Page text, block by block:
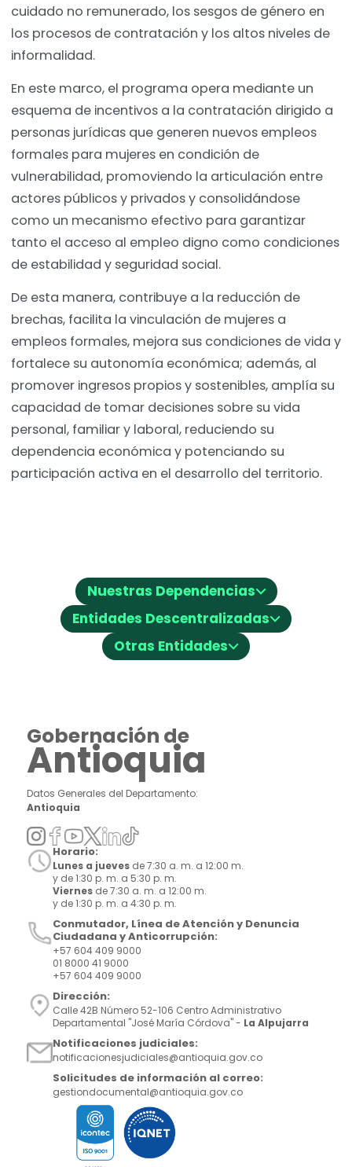
cuidado no remunerado, los sesgos de género en
los procesos de contratación y los altos niveles de
informalidad.
En este marco, el programa opera mediante un
esquema de incentivos a la contratación dirigido a
personas jurídicas que generen nuevos empleos
formales para mujeres en condición de
vulnerabilidad, promoviendo la articulación entre
actores públicos y privados y consolidándose
como un mecanismo efectivo para garantizar
tanto el acceso al empleo digno como condiciones
de estabilidad y seguridad social.
De esta manera, contribuye a la reducción de
brechas, facilita la vinculación de mujeres a
empleos formales, mejora sus condiciones de vida y
fortalece su autonomía económica; además, al
promover ingresos propios y sostenibles, amplía su
capacidad de tomar decisiones sobre su vida
personal, familiar y laboral, reduciendo su
dependencia económica y potenciando su
participación activa en el desarrollo del territorio.
Nuestras Dependencias⌵
Entidades Descentralizadas⌵
Otras Entidades⌵
Gobernación de
Antioquia
Datos Generales del Departamento:
Antioquia
Horario:
Lunes a jueves de 7:30 a. m. a 12:00 m.
y de 1:30 p. m. a 5:30 p. m.
Viernes de 7:30 a. m. a 12:00 m.
y de 1:30 p. m. a 4:30 p. m.
Conmutador, Línea de Atención y Denuncia
Ciudadana y Anticorrupción:
+57 604 409 9000
01 8000 41 9000
+57 604 409 9000
Dirección:
Calle 42B Número 52-106 Centro Administrativo
Departamental "José María Córdova" - La Alpujarra
Notificaciones judiciales:
notificacionesjudiciales@antioquia.gov.co
Solicitudes de información al correo:
gestiondocumental@antioquia.gov.co